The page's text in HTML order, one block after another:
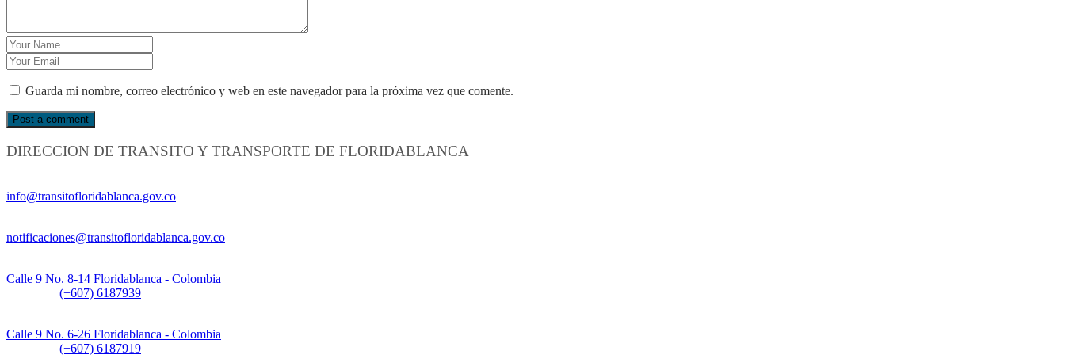
Guarda mi nombre, correo electrónico y web en este navegador para la próxima vez que comente.
DIRECCION DE TRANSITO Y TRANSPORTE DE FLORIDABLANCA
info@transitofloridablanca.gov.co
notificaciones@transitofloridablanca.gov.co
Calle 9 No. 8-14 Floridablanca - Colombia
(+607) 6187939
Calle 9 No. 6-26 Floridablanca - Colombia
(+607) 6187919